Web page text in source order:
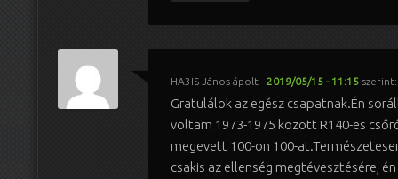
HA3IS János ápolt- 2019/05/15 - 11:15 szerint:
Gratulálok az egész csapatnak.Én
voltam 1973-1975 között R140-es
megevett 100-on 100-
csakis az ellenség megtévesztésére,